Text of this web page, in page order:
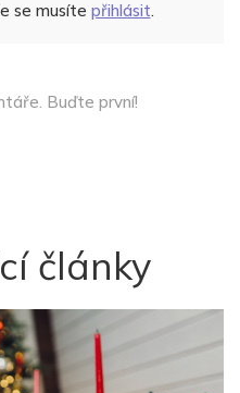
se musíte přihlásit.
Buďte první!
články